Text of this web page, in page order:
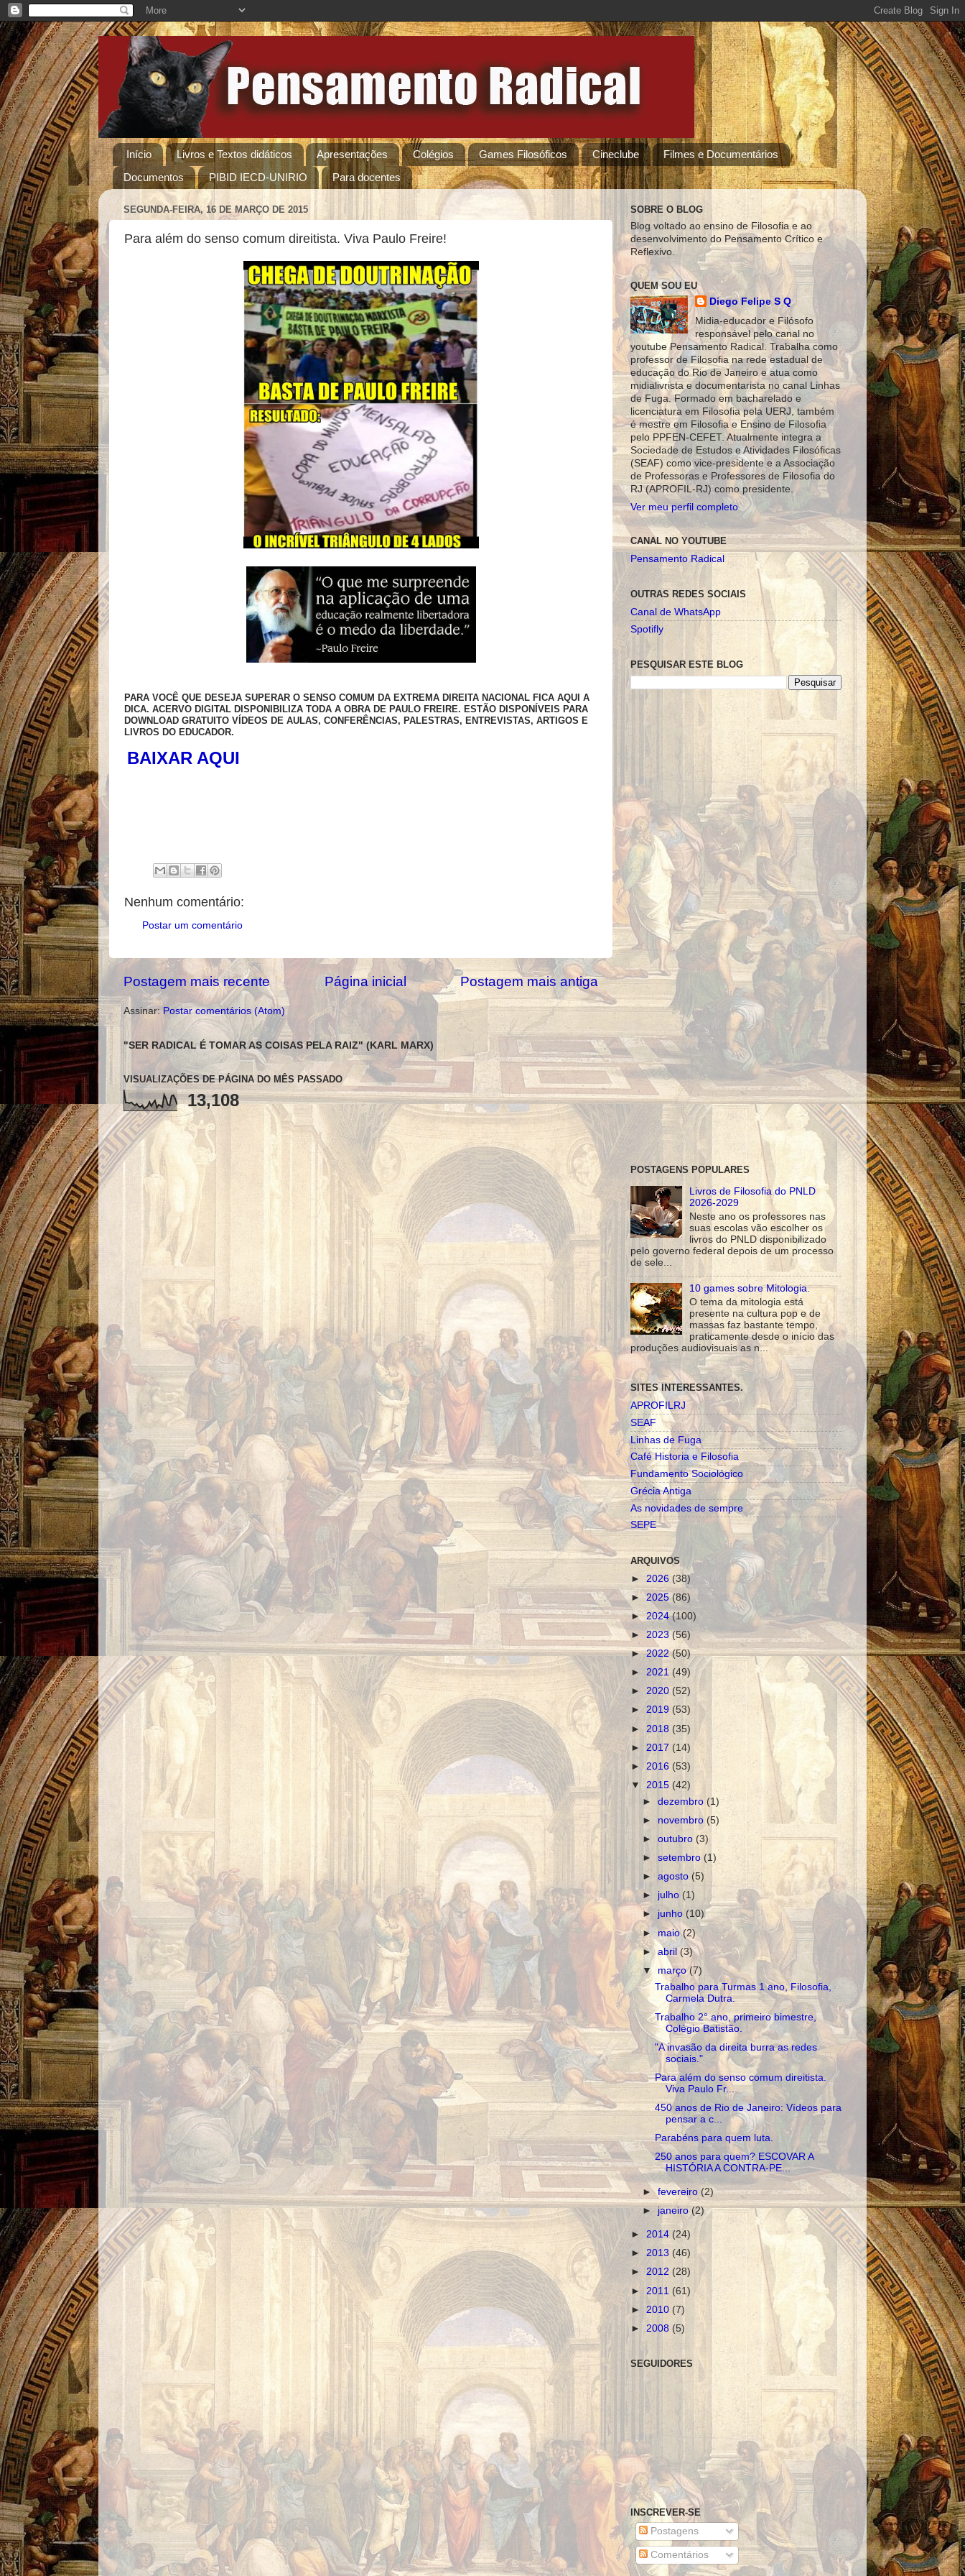
Início Livros e Textos didáticos Apresentações Colégios Games Filosóficos Cineclube
Filmes e Documentários
Documentos
PIBID IECD-UNIRIO Para docentes
SEGUNDA-FEIRA, 16 DE MARÇO DE 2015
Para além do senso comum direitista. Viva Paulo Freire!
PARA VOCÊ QUE DESEJA SUPERAR O SENSO COMUM DA EXTREMA DIREITA NACIONAL FICA AQUI A
DICA. ACERVO DIGITAL DISPONIBILIZA TODA A OBRA DE PAULO FREIRE. ESTÃO DISPONÍVEIS PARA
DOWNLOAD GRATUITO VÍDEOS DE AULAS, CONFERÊNCIAS, PALESTRAS, ENTREVISTAS, ARTIGOS E
LIVROS DO EDUCADOR.
BAIXAR AQUI
Nenhum comentário:
Postar um comentário
Postagem mais recente Postagem mais antiga
Página inicial
Assinar:Postar comentários (Atom)
"SER RADICAL É TOMAR AS COISAS PELA RAIZ" (KARL MARX)
VISUALIZAÇÕES DE PÁGINA DO MÊS PASSADO
13,108
SOBRE O BLOG
Blog voltado ao ensino de Filosofia e ao
desenvolvimento do Pensamento Crítico e
Reflexivo.
QUEM SOU EU
Diego Felipe S Q
Midia-educador e Filósofo
responsável pelo canal no
youtube Pensamento Radical. Trabalha como
professor de Filosofia na rede estadual de
educação do Rio de Janeiro e atua como
midialivrista e documentarista no canal Linhas
de Fuga. Formado em bacharelado e
licenciatura em Filosofia pela UERJ, também
é mestre em Filosofia e Ensino de Filosofia
pelo PPFEN-CEFET. Atualmente integra a
Sociedade de Estudos e Atividades Filosóficas
(SEAF) como vice-presidente e a Associação
de Professoras e Professores de Filosofia do
RJ (APROFIL-RJ) como presidente.
Ver meu perfil completo
CANAL NO YOUTUBE
Pensamento Radical
OUTRAS REDES SOCIAIS
Canal de WhatsApp
Spotifly
PESQUISAR ESTE BLOG
POSTAGENS POPULARES
Livros de Filosofia do PNLD
2026-2029
Neste ano os professores nas
suas escolas vão escolher os
livros do PNLD disponibilizado
pelo governo federal depois de um processo
de sele...
10 games sobre Mitologia.
O tema da mitologia está
presente na cultura pop e de
massas faz bastante tempo,
praticamente desde o início das
produções audiovisuais as n...
SITES INTERESSANTES.
APROFILRJ
SEAF
Linhas de Fuga
Café Historia e Filosofia
Fundamento Sociológico
Grécia Antiga
As novidades de sempre
SEPE
ARQUIVOS
► 2026 (38)
►2025(86)
►2024(100)
► 2023 (56)
►2022(50)
► 2021 (49)
► 2020 (52)
► 2019 (53)
► 2018 (35)
► 2017 (14)
► 2016 (53)
▼ 2015 (42)
►dezembro (1)
► novembro (5)
►outubro (3)
►setembro(1)
►agosto(5)
► julho(1)
► junho (10)
►maio(2)
►abril(3)
▼ março(7)
Trabalho para Turmas 1 ano, Filosofia,
Carmela Dutra.
Trabalho 2° ano, primeiro bimestre,
Colégio Batistão.
"A invasão da direita burra as redes
sociais."
Para além do senso comum direitista.
Viva Paulo Fr...
450 anos de Rio de Janeiro: Vídeos para
pensar a c...
Parabéns para quem luta.
250 anos para quem? ESCOVAR A
HISTÓRIA A CONTRA-PE...
►fevereiro(2)
►janeiro(2)
► 2014 (24)
► 2013 (46)
► 2012 (28)
► 2011 (61)
► 2010 (7)
► 2008 (5)
SEGUIDORES
INSCREVER-SE
Postagens
Comentários